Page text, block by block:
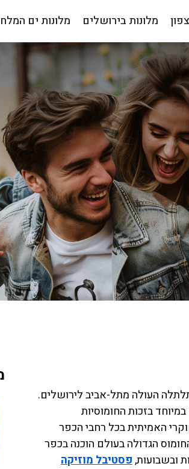
מלונות בירושלים מלונות ים המלח
בהרי יהודה, בדרך פתלתלה העולה מתל-אביב לירושלים.
בזכות החומוסיות
האמיתית בכל רחבי הכפר
הגדולה בעולם הוכנה בכפר
ובשבועות,פסטיבל מוזיקה